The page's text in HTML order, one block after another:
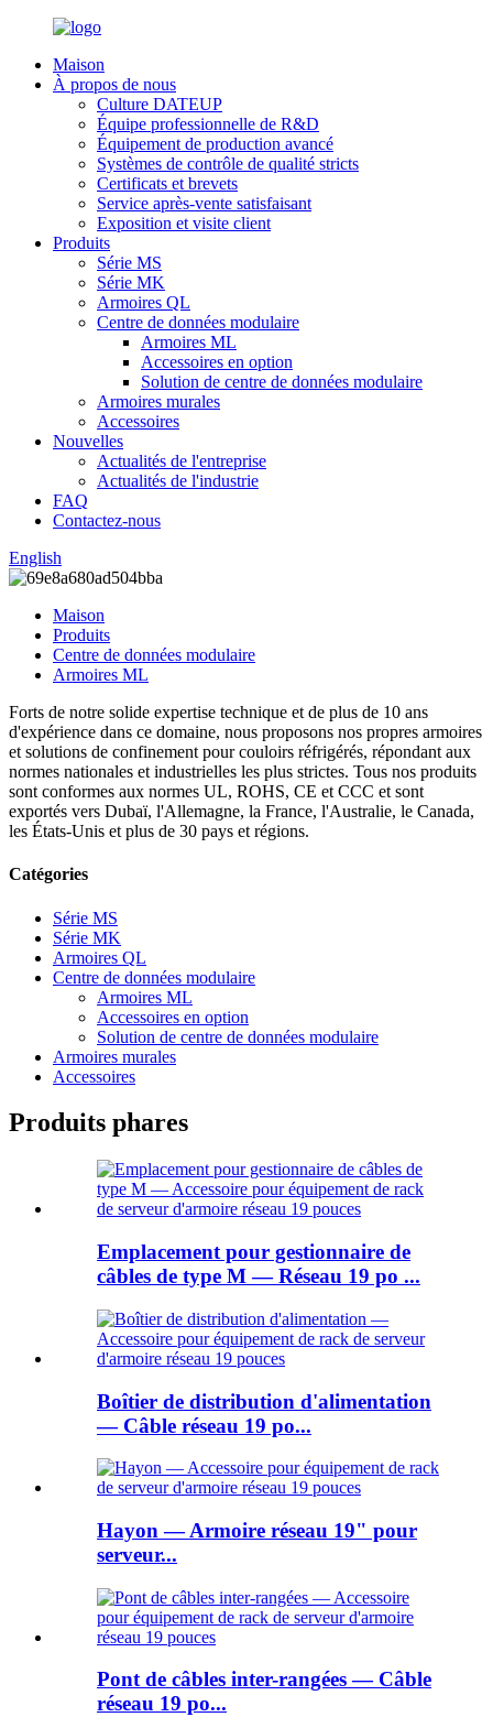
Maison
À propos de nous
Culture DATEUP
Équipe professionnelle de R&D
Équipement de production avancé
Systèmes de contrôle de qualité stricts
Certificats et brevets
Service après-vente satisfaisant
Exposition et visite client
Produits
Série MS
Série MK
Armoires QL
Centre de données modulaire
Armoires ML
Accessoires en option
Solution de centre de données modulaire
Armoires murales
Accessoires
Nouvelles
Actualités de l'entreprise
Actualités de l'industrie
FAQ
Contactez-nous
English
Maison
Produits
Centre de données modulaire
Armoires ML
Forts de notre solide expertise technique et de plus de 10 ans
d'expérience dans ce domaine, nous proposons nos propres armoires
et solutions de confinement pour couloirs réfrigérés, répondant aux
normes nationales et industrielles les plus strictes. Tous nos produits
sont conformes aux normes UL, ROHS, CE et CCC et sont
exportés vers Dubaï, l'Allemagne, la France, l'Australie, le Canada,
les États-Unis et plus de 30 pays et régions.
Catégories
Série MS
Série MK
Armoires QL
Centre de données modulaire
Armoires ML
Accessoires en option
Solution de centre de données modulaire
Armoires murales
Accessoires
Produits phares
Emplacement pour gestionnaire de
câbles de type M — Réseau 19 po ...
Boîtier de distribution d'alimentation
— Câble réseau 19 po...
Hayon — Armoire réseau 19" pour
serveur...
Pont de câbles inter-rangées — Câble
réseau 19 po...